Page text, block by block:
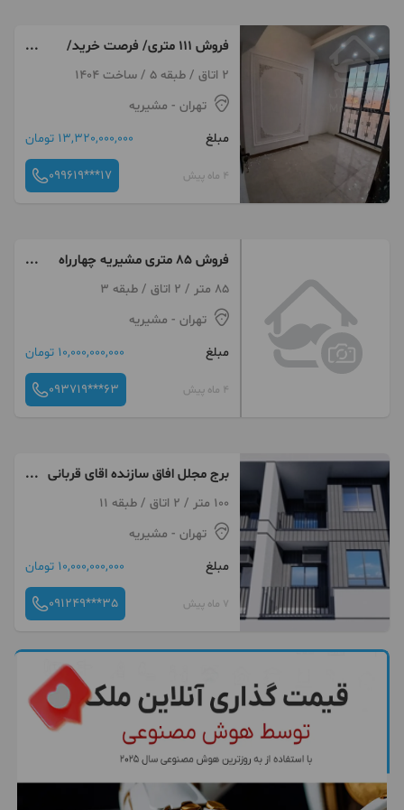
فروش ۱۱۱ متری/ فرصت خرید/
باقیمانده یک واحد
2 اتاق / طبقه 5 / ساخت 1404
تهران - مشیریه
مبلغ
13,320,000,000 تومان
4 ماه پیش 099619***17
فروش 85 متری مشیریه چهارراه
او.ل/ پارکینگ دار
85 متر / 2 اتاق / طبقه 3
تهران - مشیریه
مبلغ
10,000,000,000 تومان
4 ماه پیش 093719***63
برج مجلل افاق سازنده اقای قربانی
فول مشاعات100 متر / 2 اتاق / طبقه 11
تهران - مشیریه
مبلغ
10,000,000,000 تومان
7 ماه پیش 091249***35